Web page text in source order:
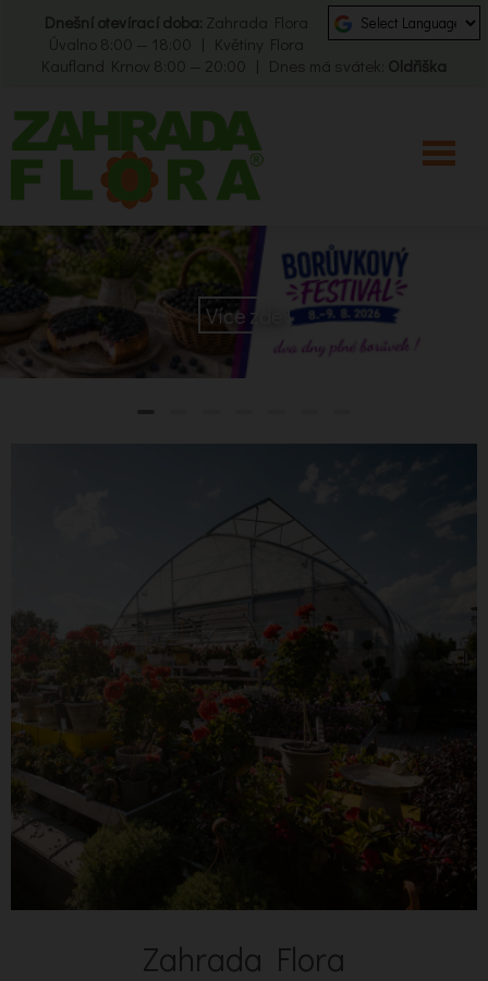
Dnešní otevírací doba: Zahrada Flora
Úvalno 8:00 — 18:00 | Květiny Flora
Kaufland Krnov 8:00 — 20:00 | Dnes má svátek: Oldřiška
Více zde
Zahrada Flora